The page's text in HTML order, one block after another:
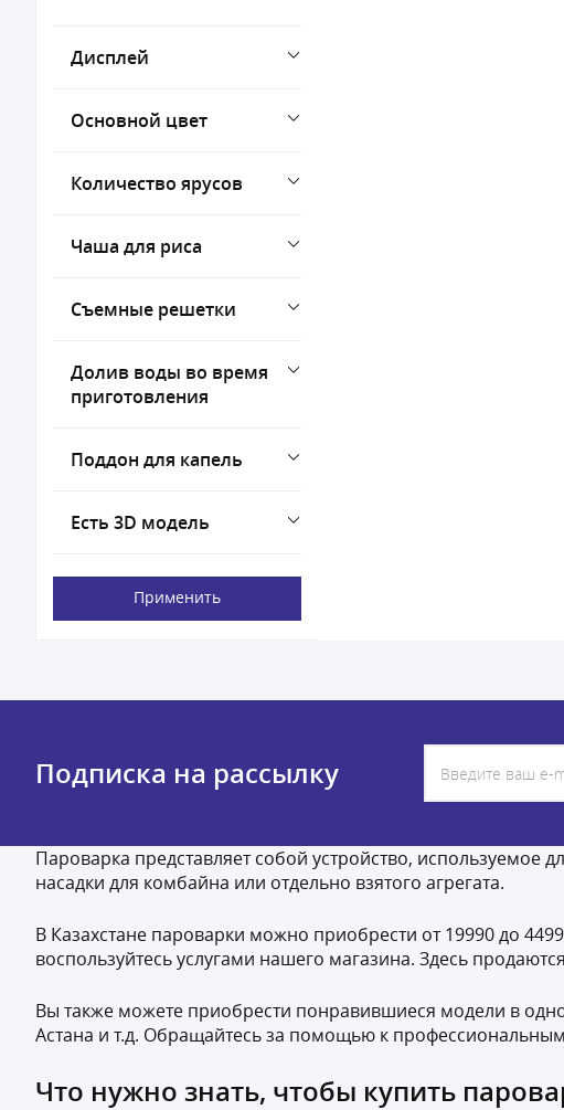
Дисплей
Основной цвет
Количество ярусов
Чаша для риса
Съемные решетки
Долив воды во время
приготовления
Поддон для капель
Есть 3D модель
Применить
Подписка на рассылку
Пароварка представляет собой устройство, используемое
насадки для комбайна или отдельно взятого агрегата.
В Казахстане пароварки можно приобрести от 19990 до
воспользуйтесь услугами нашего магазина. Здесь
Вы также можете приобрести понравившиеся модели в
Астана и т.д. Обращайтесь за помощью к
Что нужно знать, чтобы купить